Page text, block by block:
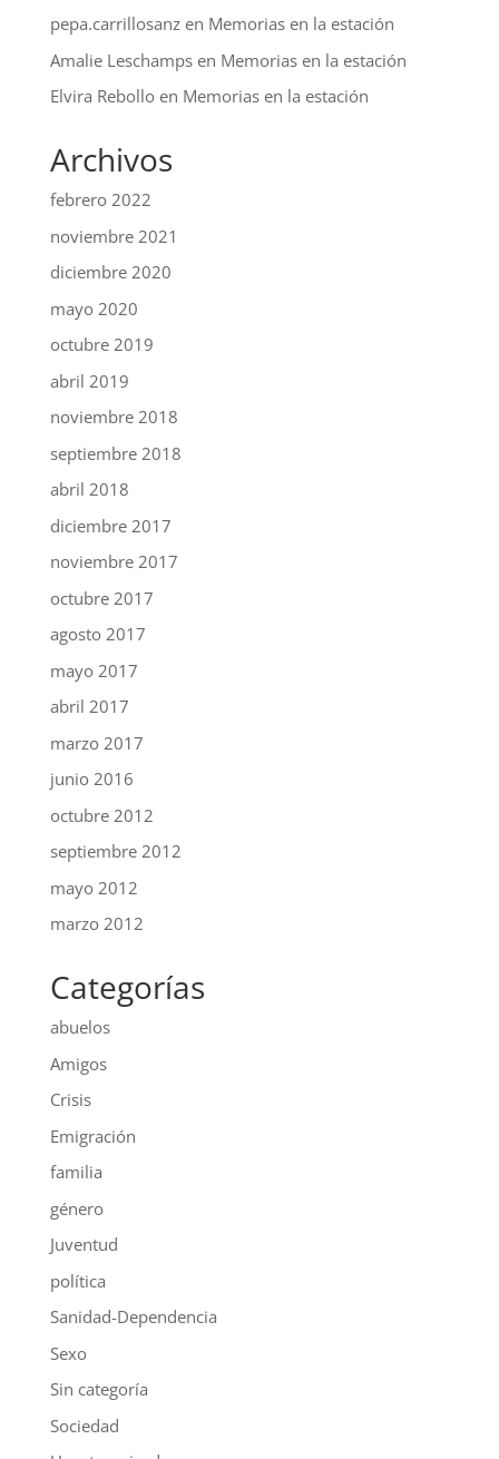
pepa.carrillosanzen Memorias en la estación
Amalie Leschampsen Memorias en la estación
Elvira Rebolloen Memorias en la estación
Archivos
febrero 2022
noviembre 2021
diciembre 2020
mayo 2020
octubre 2019
abril 2019
noviembre 2018
septiembre 2018
abril 2018
diciembre 2017
noviembre 2017
octubre 2017
agosto 2017
mayo 2017
abril 2017
marzo 2017
junio 2016
octubre 2012
septiembre 2012
mayo 2012
marzo 2012
Categorías
abuelos
Amigos
Crisis
Emigración
familia
género
Juventud
política
Sanidad-Dependencia
Sexo
Sin categoría
Sociedad